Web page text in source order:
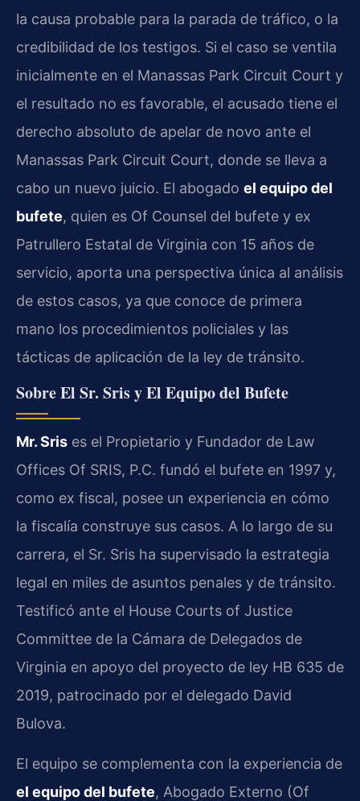
la causa probable para la parada de tráfico, o la
credibilidad de los testigos. Si el caso se ventila
inicialmente en el Manassas Park Circuit Court y
el resultado no es favorable, el acusado tiene el
derecho absoluto de apelar de novo ante el
Manassas Park Circuit Court, donde se lleva a
cabo un nuevo juicio. El abogado el equipo del
bufete, quien es Of Counsel del bufete y ex
Patrullero Estatal de Virginia con 15 años de
servicio, aporta una perspectiva única al análisis
de estos casos, ya que conoce de primera
mano los procedimientos policiales y las
tácticas de aplicación de la ley de tránsito.
Sobre El Sr. Sris y El Equipo del Bufete
Mr. Sris es el Propietario y Fundador de Law
Offices Of SRIS, P.C. fundó el bufete en 1997 y,
como ex fiscal, posee un experiencia en cómo
la fiscalía construye sus casos. A lo largo de su
carrera, el Sr. Sris ha supervisado la estrategia
legal en miles de asuntos penales y de tránsito.
Testificó ante el House Courts of Justice
Committee de la Cámara de Delegados de
Virginia en apoyo del proyecto de ley HB 635 de
2019, patrocinado por el delegado David
Bulova.
El equipo se complementa con la experiencia de
el equipo del bufete, Abogado Externo (Of